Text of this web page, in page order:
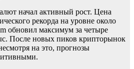
начал активный рост. Цена
рекорда на уровне около
обновил максимум за четыре
После новых пиков крипторынок
на это, прогнозы